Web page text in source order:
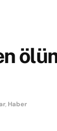
, Haber